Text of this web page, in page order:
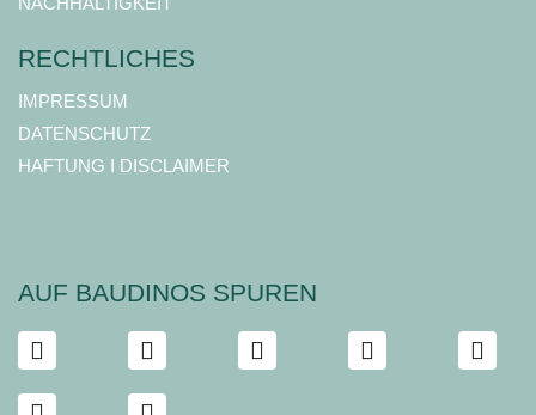
RECHTLICHES
IMPRESSUM
DATENSCHUTZ
HAFTUNG I DISCLAIMER
AUF BAUDINOS SPUREN